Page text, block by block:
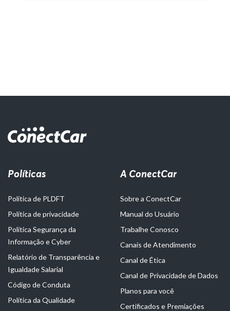
Políticas
Política de PLDFT
Política de privacidade
Política Segurança da
Informação e Cyber
Relatório de Transparência e
Igualdade Salarial
Código de Conduta
Política da Qualidade
A ConectCar
Sobre a ConectCar
Manual do Usuário
Trabalhe Conosco
Canais de Atendimento
Canal de Ética
Canal de Privacidade de Dados
Planos para você
Certificados e Premiações